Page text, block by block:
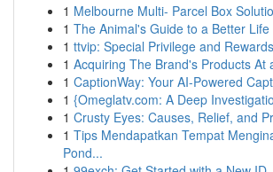
1 Melbourne Multi- Parcel Box
1 The Animal's Guide to a Better Life
1 ttvip: Special Privilege and Rewards
1 Acquiring The Brand's Products At
1 CaptionWay: Your AI-Powered
1 {Omeglatv.com: A Deep
1 Crusty Eyes: Causes, Relief, and
1 Tips Mendapatkan Tempat
Pond...